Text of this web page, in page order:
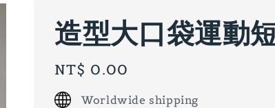
造型大口袋運動
Regular
price
NT$ 0.00
Worldwide shipping